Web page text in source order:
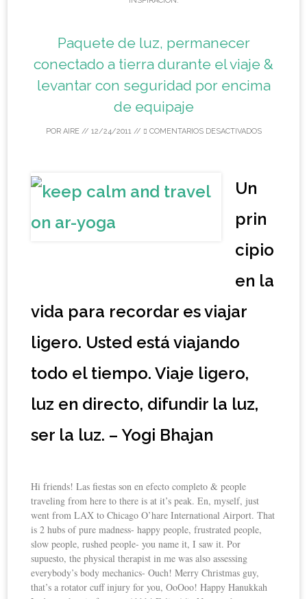
Paquete de luz, permanecer
conectado a tierra durante el viaje &
levantar con seguridad por encima
de equipaje
POR AIRE// 12/24/2011// COMENTARIOS DESACTIVADOS
Un
prin
cipio
en la
vida para recordar es viajar
ligero. Usted está viajando
todo el tiempo. Viaje ligero,
luz en directo, difundir la luz,
ser la luz. – Yogi Bhajan
Hi friends! Las fiestas son en efecto completo & people
traveling from here to there is at it’s peak. En, myself, just
went from LAX to Chicago O’hare International Airport. That
is 2 hubs of pure madness- happy people, frustrated people,
slow people, rushed people- you name it, I saw it. Por
supuesto, the physical therapist in me was also assessing
everybody’s body mechanics- Ouch! Merry Christmas guy,
that’s a rotator cuff injury for you, OoOoo! Happy Hanukkah